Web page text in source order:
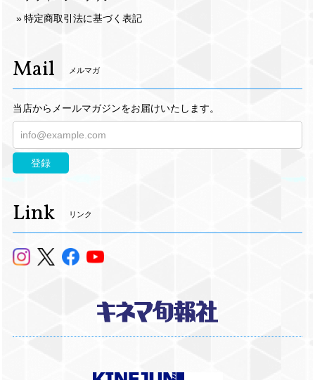
特定商取引法に基づく表記
Mail メルマガ
当店からメールマガジンをお届けいたします。
登録
Link リンク